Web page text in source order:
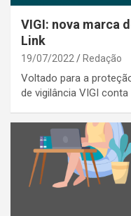
VIGI: nova marca
Link
19/07/2022 Redação
Voltado para a
de vigilância VIGI